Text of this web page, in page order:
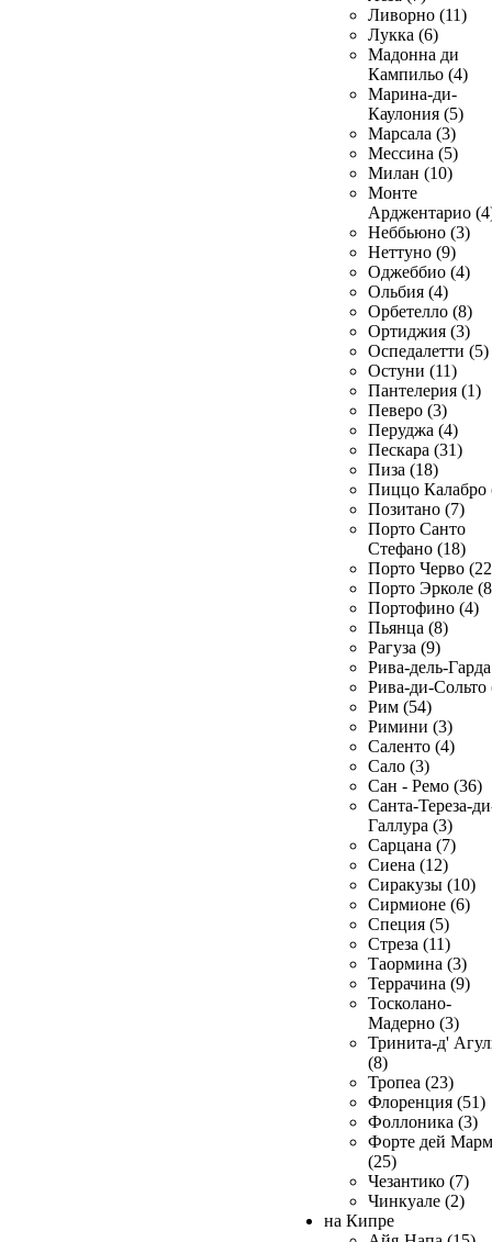
Ливорно (11)
Лукка (6)
Мадонна ди
Кампильо (4)
Марина-ди-
Каулония (5)
Марсала (3)
Мессина (5)
Милан (10)
Монте
Арджентарио
Неббьюно (3)
Неттуно (9)
Оджеббио (4)
Ольбия (4)
Орбетелло (8)
Ортиджия (3)
Оспедалетти (5)
Остуни (11)
Пантелерия (1)
Певеро (3)
Перуджа (4)
Пескара (31)
Пиза (18)
Пиццо Калабро
Позитано (7)
Порто Санто
Стефано (18)
Порто Черво
Порто Эрколе
Портофино (4)
Пьянца (8)
Рагуза (9)
Рива-дель-
Рива-ди-Сольто
Рим (54)
Римини (3)
Саленто (4)
Сало (3)
Сан - Ремо (36)
Санта-Тереза-
Галлура (3)
Сарцана (7)
Сиена (12)
Сиракузы (10)
Сирмионе (6)
Специя (5)
Стреза (11)
Таормина (3)
Террачина (9)
Тосколано-
Мадерно (3)
Тринита-д'
(8)
Тропеа (23)
Флоренция (51)
Фоллоника (3)
Форте дей
(25)
Чезантико (7)
Чинкуале (2)
на Кипре